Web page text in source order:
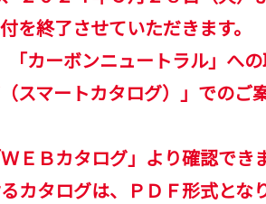
を終了させていただきます。
「カーボンニュートラル」へ
スマートカタログ）」でのご
ＥＢカタログ」より確認でき
カタログは、ＰＤＦ形式となり